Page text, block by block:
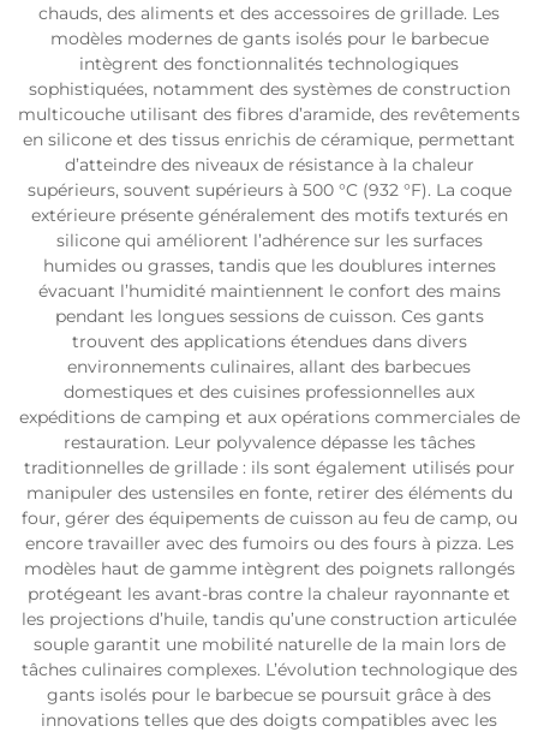
chauds, des aliments et des accessoires de grillade. Les
modèles modernes de gants isolés pour le barbecue
intègrent des fonctionnalités technologiques
sophistiquées, notamment des systèmes de construction
multicouche utilisant des fibres d’aramide, des revêtements
en silicone et des tissus enrichis de céramique, permettant
d’atteindre des niveaux de résistance à la chaleur
supérieurs, souvent supérieurs à 500 °C (932 °F). La coque
extérieure présente généralement des motifs texturés en
silicone qui améliorent l’adhérence sur les surfaces
humides ou grasses, tandis que les doublures internes
évacuant l’humidité maintiennent le confort des mains
pendant les longues sessions de cuisson. Ces gants
trouvent des applications étendues dans divers
environnements culinaires, allant des barbecues
domestiques et des cuisines professionnelles aux
expéditions de camping et aux opérations commerciales de
restauration. Leur polyvalence dépasse les tâches
traditionnelles de grillade : ils sont également utilisés pour
manipuler des ustensiles en fonte, retirer des éléments du
four, gérer des équipements de cuisson au feu de camp, ou
encore travailler avec des fumoirs ou des fours à pizza. Les
modèles haut de gamme intègrent des poignets rallongés
protégeant les avant-bras contre la chaleur rayonnante et
les projections d’huile, tandis qu’une construction articulée
souple garantit une mobilité naturelle de la main lors de
tâches culinaires complexes. L’évolution technologique des
gants isolés pour le barbecue se poursuit grâce à des
innovations telles que des doigts compatibles avec les